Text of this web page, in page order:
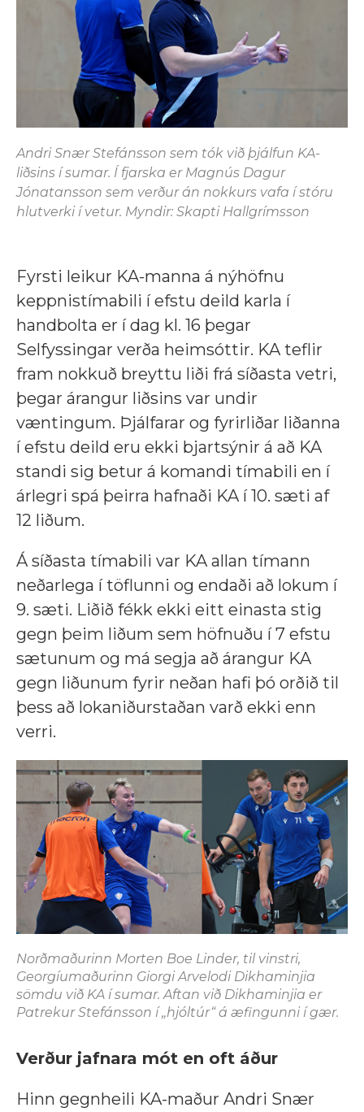
Andri Snær Stefánsson sem tók við þjálfun KA-
liðsins í sumar. Í fjarska er Magnús Dagur
Jónatansson sem verður án nokkurs vafa í stóru
hlutverki í vetur. Myndir: Skapti Hallgrímsson
Fyrsti leikur KA-manna á nýhöfnu
keppnistímabili í efstu deild karla í
handbolta er í dag kl. 16 þegar
Selfyssingar verða heimsóttir. KA teflir
fram nokkuð breyttu liði frá síðasta vetri,
þegar árangur liðsins var undir
væntingum. Þjálfarar og fyrirliðar liðanna
í efstu deild eru ekki bjartsýnir á að KA
standi sig betur á komandi tímabili en í
árlegri spá þeirra hafnaði KA í 10. sæti af
12 liðum.
Á síðasta tímabili var KA allan tímann
neðarlega í töflunni og endaði að lokum í
9. sæti. Liðið fékk ekki eitt einasta stig
gegn þeim liðum sem höfnuðu í 7 efstu
sætunum og má segja að árangur KA
gegn liðunum fyrir neðan hafi þó orðið til
þess að lokaniðurstaðan varð ekki enn
verri.
Norðmaðurinn Morten Boe Linder, til vinstri,
Georgíumaðurinn Giorgi Arvelodi Dikhaminjia
sömdu við KA í sumar. Aftan við Dikhaminjia er
Patrekur Stefánsson í „hjóltúr“ á æfingunni í gær.
Verður jafnara mót en oft áður
Hinn gegnheili KA-maður Andri Snær